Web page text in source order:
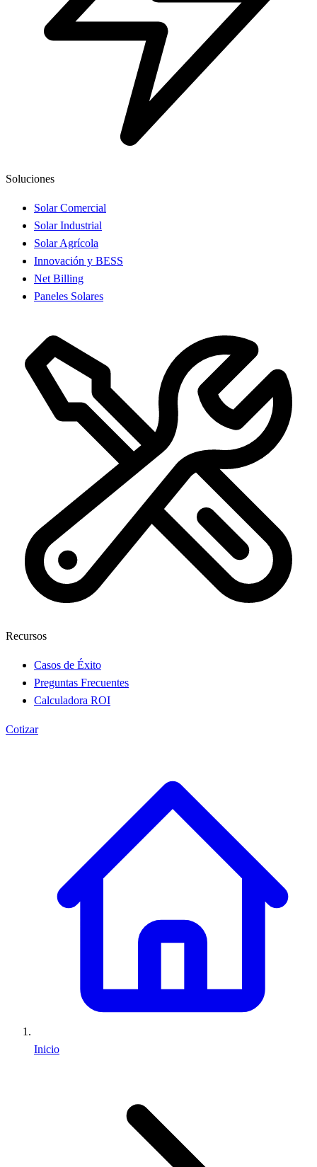
Soluciones
Solar Comercial
Solar Industrial
Solar Agrícola
Innovación y BESS
Net Billing
Paneles Solares
Recursos
Casos de Éxito
Preguntas Frecuentes
Calculadora ROI
Cotizar
Inicio